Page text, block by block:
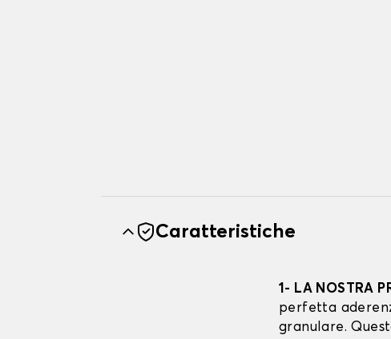
Caratteristiche
1- LA NOSTRA
perfetta
granulare.